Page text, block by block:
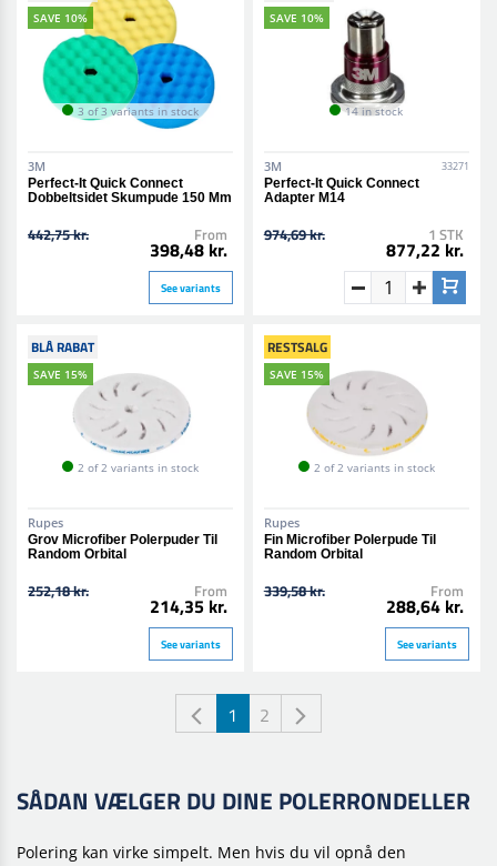
SAVE 10%
3 of 3 variants in stock
3M
Perfect-It Quick Connect
Dobbeltsidet Skumpude 150 Mm
442,75 kr. From
398,48 kr.
See variants
SAVE 10%
14 in stock
3M 33271
Perfect-It Quick Connect
Adapter M14
974,69 kr. 1 STK
877,22 kr.
BLÅ RABAT
SAVE 15%
2 of 2 variants in stock
Rupes
Grov Microfiber Polerpuder Til
Random Orbital
252,18 kr. From
214,35 kr.
See variants
RESTSALG
SAVE 15%
2 of 2 variants in stock
Rupes
Fin Microfiber Polerpude Til
Random Orbital
339,58 kr. From
288,64 kr.
See variants
1 2
SÅDAN VÆLGER DU DINE POLERRONDELLER
Polering kan virke simpelt. Men hvis du vil opnå den